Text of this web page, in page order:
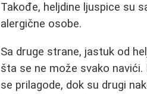
Takođe, heljdine ljuspice su
alergične osobe.
Sa druge strane, jastuk od
šta se ne može svako
se prilagode, dok su drugi